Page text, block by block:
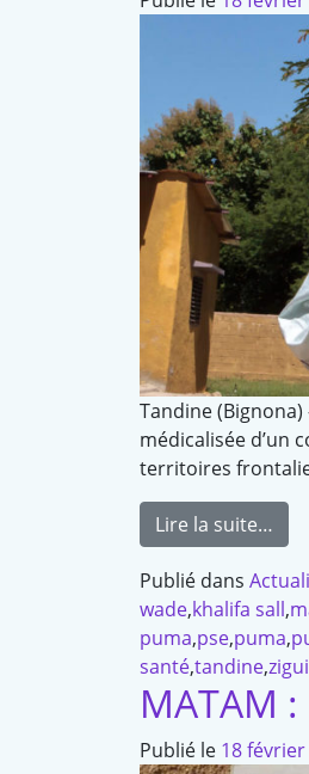
Tandine
médicalisée d’un
territoires
Lire la suite…
Publié dans
wade,khalifa sall,
puma,pse,puma,
santé,tandine,
MATAM :
Publié le 18